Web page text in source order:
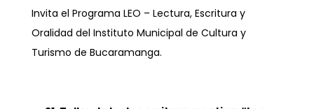
Invita el Programa LEO – Lectura, Escritura y
Oralidad del Instituto Municipal de Cultura y
Turismo de Bucaramanga.